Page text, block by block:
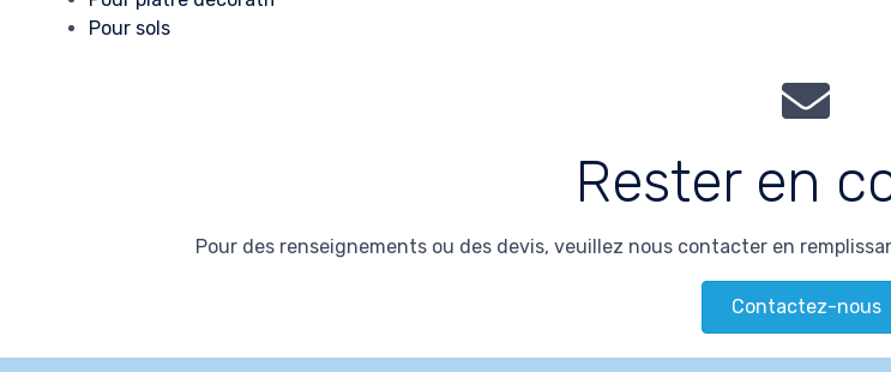
Pour sols
Rester en
Pour des renseignements ou des devis, veuillez nous contacter en
Contactez-nous